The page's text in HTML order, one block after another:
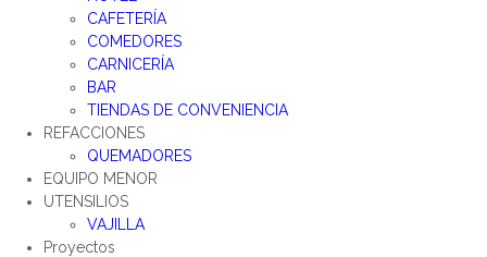
CAFETERÍA
COMEDORES
CARNICERÍA
BAR
TIENDAS DE CONVENIENCIA
REFACCIONES
QUEMADORES
EQUIPO MENOR
UTENSILIOS
VAJILLA
Proyectos